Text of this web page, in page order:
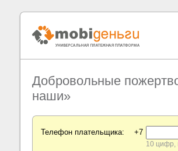
Добровольные
наши»
Телефон плательщика: +7
10 цифр,